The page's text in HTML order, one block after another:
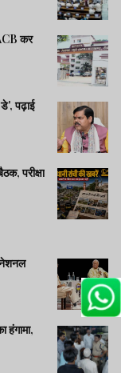
कर
पढ़ाई
परीक्षा
नेशनल
हंगामा,